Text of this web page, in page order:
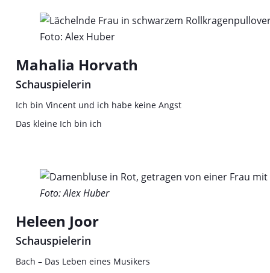
Foto: Alex Huber
Mahalia Horvath
Schauspielerin
Ich bin Vincent und ich habe keine Angst
Das kleine Ich bin ich
Foto: Alex Huber
Heleen Joor
Schauspielerin
Bach – Das Leben eines Musikers